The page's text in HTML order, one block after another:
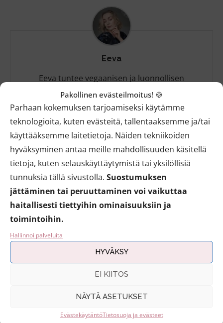
Pakollinen evästeilmoitus! 🍪
Parhaan kokemuksen tarjoamiseksi käytämme
teknologioita, kuten evästeitä, tallentaaksemme ja/tai
käyttääksemme laitetietoja. Näiden tekniikoiden
hyväksyminen antaa meille mahdollisuuden käsitellä
tietoja, kuten selauskäyttäytymistä tai yksilöllisiä
tunnuksia tällä sivustolla. Suostumuksen
jättäminen tai peruuttaminen voi vaikuttaa
haitallisesti tiettyihin ominaisuuksiin ja
toimintoihin.
Hallinnoi palveluita
HYVÄKSY
EI KIITOS
NÄYTÄ ASETUKSET
EvästekäytäntöTietosuoja ja evästeet
Eeva
Eeva tuntee vegaanisen ja luonnollisen
kauneuden kentän yli 10 vuoden kokemuksella.
Helpot meikkivinkit, ihonhoidon parhaat
tuotteet ja eettiset vaatelöydöt innostavat!
6 KOMMENTIT
MAIJA / KIVIPUUTERI-KOSMETIIKKABLOGI
15.1.2016 - 19:57
Upeat pakkaukset, ja tuotteet kuulostavat loistavilta.
Tämä olikin ihan uusi tuttavuus minulle :)
15.1.2016 - 20:01